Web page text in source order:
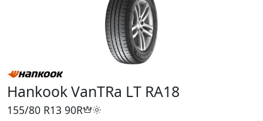
Hankook VanTRa LT RA18
155/80 R13 90R